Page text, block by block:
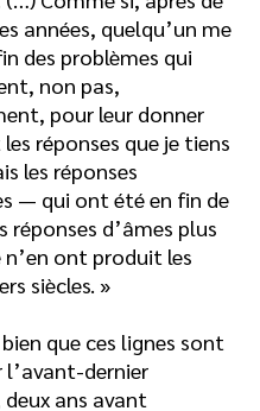
années, quelqu’un me
des problèmes qui
non pas,
pour leur donner
réponses que je tiens
les réponses
— qui ont été en fin de
réponses d’âmes plus
ont produit les
siècles. »
que ces lignes sont
l’avant-dernier
ans avant